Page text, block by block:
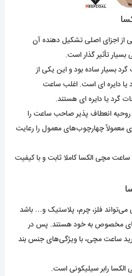
اجزای اصلی تشکیل دهنده آن
تأثیر گذار است.
بسیار ساده بود و این یکی از
دایره ای است. اغلب ساعت
گرد یا دایره ای هستند.
انعطاف پذیر صاحب ساعت را
معمولاً چهارچوب‌های معمول را رعایت
مچی الکسا کاملا ثابت و با کیفیت
فلز، چرم، پلاستیک و… باشد
مخصوص به خود هستند. پس در
ساعت مچی، با ویژگی‌های جنس بند
رابر سیلیکونی است.